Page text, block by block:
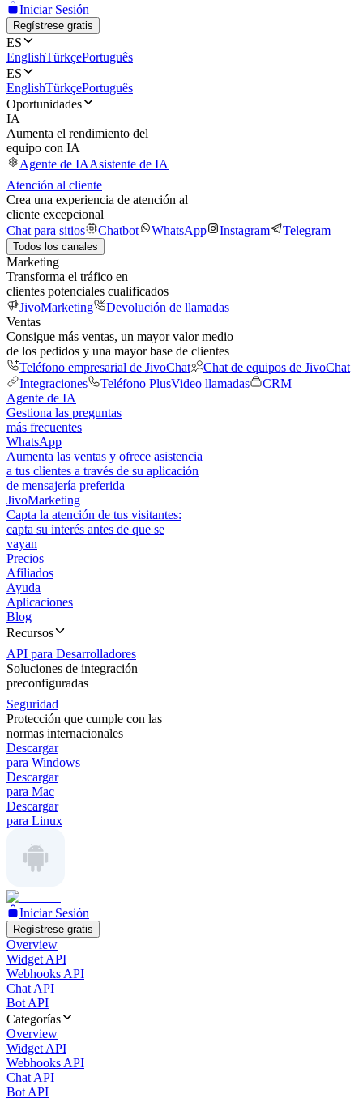
Iniciar Sesión
Regístrese gratis
ES
EnglishTürkçePortuguês
ES
EnglishTürkçePortuguês
Oportunidades
IA
Aumenta el rendimiento del
equipo con IA
Agente de IAAsistente de IA
Atención al cliente
Crea una experiencia de atención al
cliente excepcional
Chat para sitios
Chatbot WhatsApp Instagram Telegram
Todos los canales
Marketing
Transforma el tráfico en
clientes potenciales cualificados
JivoMarketing
Devolución de llamadas
Ventas
Consigue más ventas, un mayor valor medio
de los pedidos y una mayor base de clientes
Teléfono empresarial de JivoChat
Chat de equipos de JivoChat
Integraciones
Teléfono PlusVideo llamadas
CRM
Agente de IA
Gestiona las preguntas
más frecuentes
WhatsApp
Aumenta las ventas y ofrece asistencia
a tus clientes a través de su aplicación
de mensajería preferida
JivoMarketing
Capta la atención de tus visitantes:
capta su interés antes de que se
vayan
Precios
Afiliados
Ayuda
Aplicaciones
Blog
Recursos
API para Desarrolladores
Soluciones de integración
preconfiguradas
Seguridad
Protección que cumple con las
normas internacionales
Descargar
para Windows
Descargar
para Mac
Descargar
para Linux
Iniciar Sesión
Regístrese gratis
Overview
Widget API
Webhooks API
Chat API
Bot API
Categorías
Overview
Widget API
Webhooks API
Chat API
Bot API